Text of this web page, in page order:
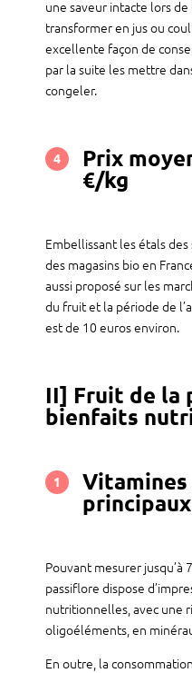
une saveur intacte lors
transformer en jus ou
excellente façon de
par la suite les mettre
congeler.
4 Prix
€/kg
Embellissant les étals
des magasins bio en
aussi proposé sur les
du fruit et la période de
est de 10 euros environ.
II] Fruit de la
bienfaits
1
principaux
Pouvant mesurer jusqu’à
passiflore dispose
nutritionnelles, avec une
oligoéléments, en
En outre, la